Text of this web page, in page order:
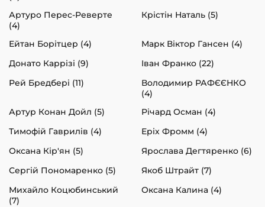
Артуро Перес-Реверте
(4)
Крістін Наталь (5)
Ейтан Борітцер (4)
Марк Віктор Гансен (4)
Донато Каррізі (9)
Іван Франко (22)
Рей Бредбері (11)
Володимир РАФЄЄНКО
(4)
Артур Конан Дойл (5)
Річард Осман (4)
Тимофій Гаврилів (4)
Еріх Фромм (4)
Оксана Кір'ян (5)
Ярослава Дегтяренко (6)
Сергій Пономаренко (5)
Якоб Штрайт (7)
Михайло Коцюбинський
(7)
Оксана Калина (4)